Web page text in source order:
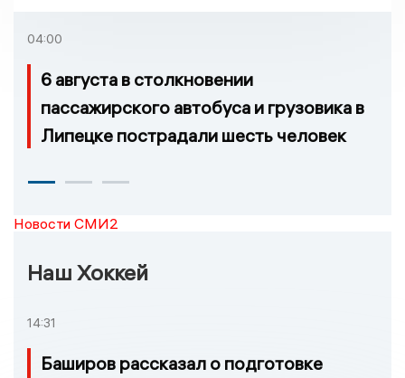
возгорание
04:00
6 августа в столкновении
пассажирского автобуса и грузовика в
Липецке пострадали шесть человек
Новости СМИ2
Наш Хоккей
14:31
Баширов рассказал о подготовке